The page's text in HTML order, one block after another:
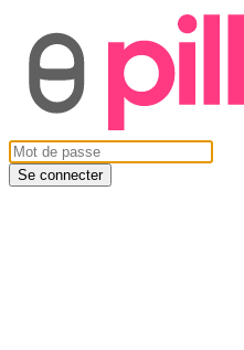
Se connecter